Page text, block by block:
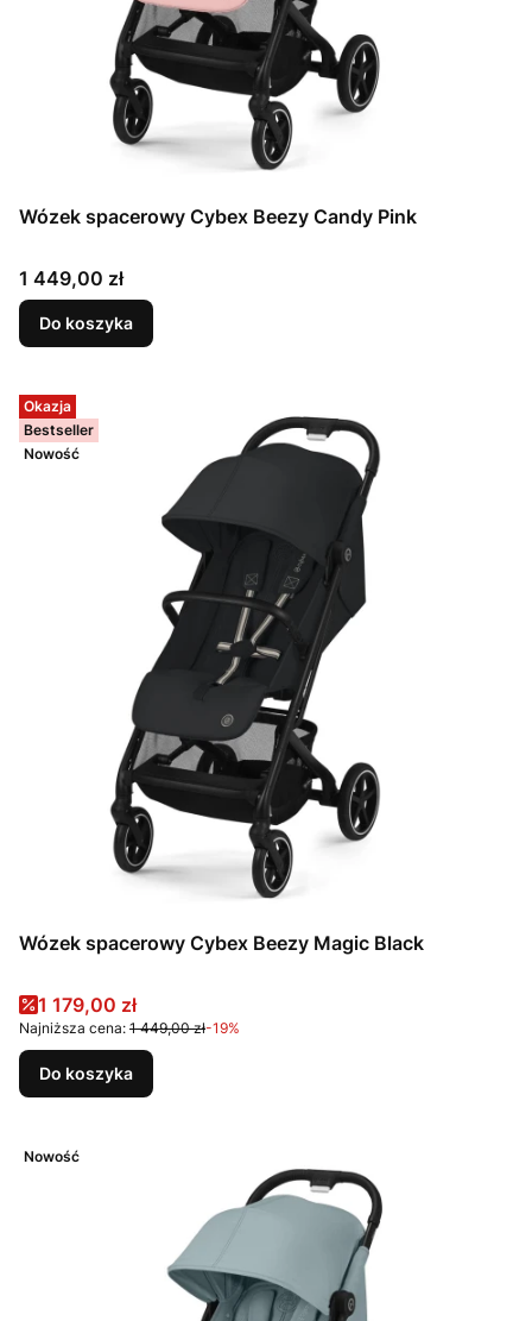
Wózek spacerowy Cybex Beezy Candy Pink
Cena
1 449,00 zł
Do koszyka
Okazja
Bestseller
Nowość
Wózek spacerowy Cybex Beezy Magic Black
Cena promocyjna
1 179,00 zł
Najniższa cena: 1 449,00 zł-19%
Do koszyka
Nowość